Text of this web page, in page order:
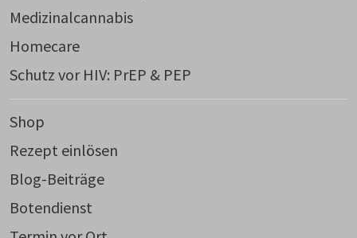
Medizinalcannabis
Homecare
Schutz vor HIV: PrEP & PEP
Shop
Rezept einlösen
Blog-Beiträge
Botendienst